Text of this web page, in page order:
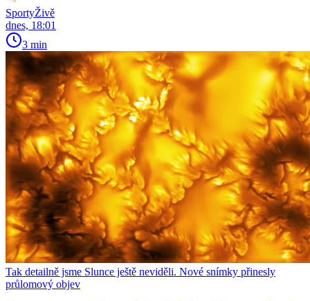
SportyŽivě
dnes, 18:01
3 min
Tak detailně jsme Slunce ještě neviděli. Nové snímky přinesly
průlomový objev